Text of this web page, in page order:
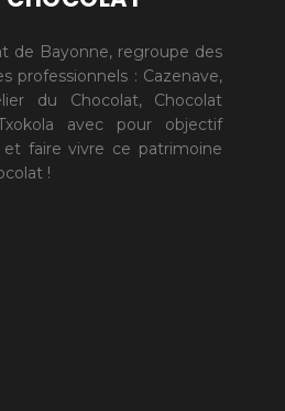
de Bayonne, regroupe des
professionnels : Cazenave,
du Chocolat, Chocolat
avec pour objectif
faire vivre ce patrimoine
!